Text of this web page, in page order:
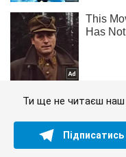
Ти ще не читаєш наш
Підписатись